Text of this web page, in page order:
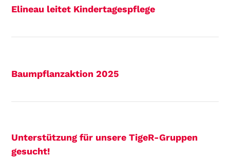
Elineau leitet Kindertagespflege
Baumpflanzaktion 2025
Unterstützung für unsere TigeR-Gruppen
gesucht!